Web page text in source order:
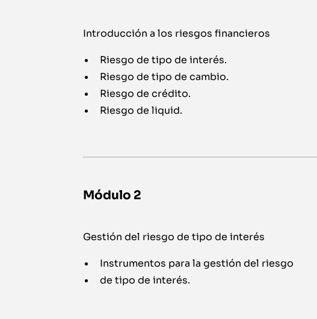
Introducción a los riesgos financieros
Riesgo de tipo de interés.
Riesgo de tipo de cambio.
Riesgo de crédito.
Riesgo de liquid.
Módulo 2
Gestión del riesgo de tipo de interés
Instrumentos para la gestión del riesgo
de tipo de interés.